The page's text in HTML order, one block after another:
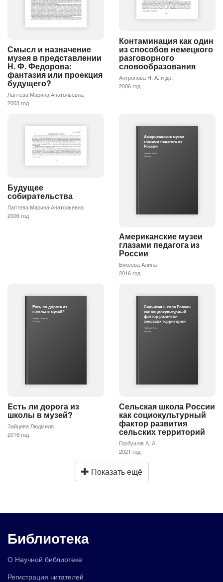
Смысл и назначение
музея в представлении
Н. Ф. Федорова:
фантазия или проекция
будущего?
Лаптева Марина Анатольевна
2003 год
Контаминация как один
из способов немецкого
разговорного
словообразования
Антропова Н. А. и др.
2006 год
Будущее
собирательства
Лаптева Марина Анатольевна
2006 год
Американские музеи
глазами педагога из
России
Бикеева Алина
2016 год
Американские музеи
глазами педагога из
России
Бикеева Алина
2016 год
Eсть ли дорога из
школы в музей?
Зайцева Людмила
2016 год
Eсть ли дорога из
школы в музей?
Зайцева Людмила
2016 год
Сельская школа России
как социокультурный
фактор развития
сельских территорий
Горбушов А. А.
2021 год
Сельская школа России
как социокультурный
фактор развития
сельских территорий
Горбушов А. А.
2021 год
Показать ещё
Библиотека
О Научной библиотеке
Регистрация читателей